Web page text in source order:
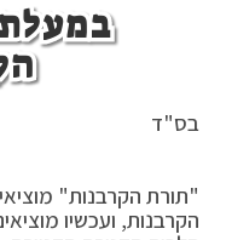
במעלת
בס"ד
סיון
"תורת הקרבנות"
הקרבנות, ועכשיו